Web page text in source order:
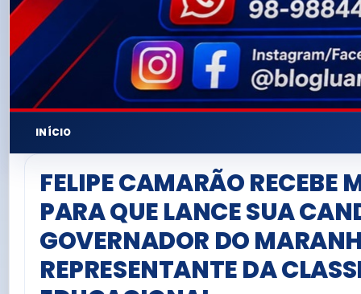
INÍCIO
FELIPE CAMARÃO RECEBE
PARA QUE LANCE SUA
GOVERNADOR DO
REPRESENTANTE DA